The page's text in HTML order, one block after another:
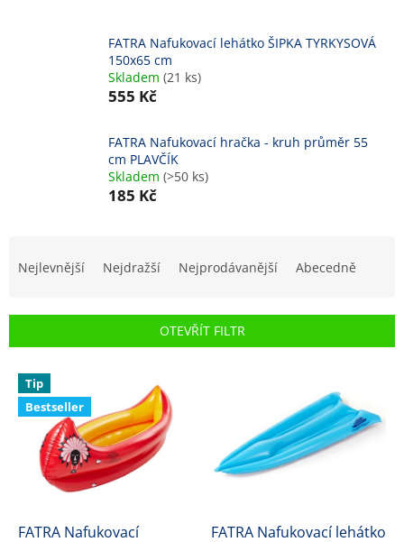
FATRA Nafukovací lehátko ŠIPKA TYRKYSOVÁ
150x65 cm
Skladem (21 ks)
555 Kč
FATRA Nafukovací hračka - kruh průměr 55
cm PLAVČÍK
Skladem (>50 ks)
185 Kč
í
o
d
Nejlevnější Nejdražší Nejprodávanější Abecedně
OTEVŘÍT FILTR
V
p
Tip
Bestseller
FATRA Nafukovací
FATRA Nafukovací lehátko